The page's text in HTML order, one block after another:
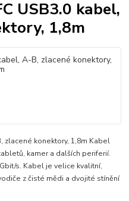
USB3.0 kabel,
1,8m
zlacené konektory, 1,8m Kabel
kamer a dalších periferií.
s. Kabel je velice kvalitní,
z čisté mědi a dvojité stínění